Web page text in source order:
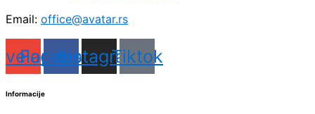
Email: office@avatar.rs
Facebook
Instagram
Tiktok
Informacije